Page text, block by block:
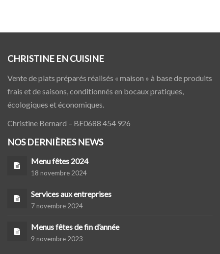
CHRISTINE EN CUISINE
Vente de plats préparés réalisés « maison » à base de produits
frais et de saisons, conditionnés en bocaux pratiques,
écologiques et économiques.
Christine Bernard – BE0688 454 926
NOS DERNIÈRES NEWS
Menu fêtes 2024
18 novembre 2024
Services aux entreprises
7 novembre 2024
Menus fêtes de fin d’année
9 novembre 2023